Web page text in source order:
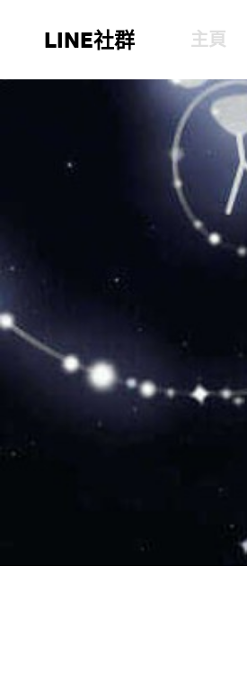
LINE社群 主頁